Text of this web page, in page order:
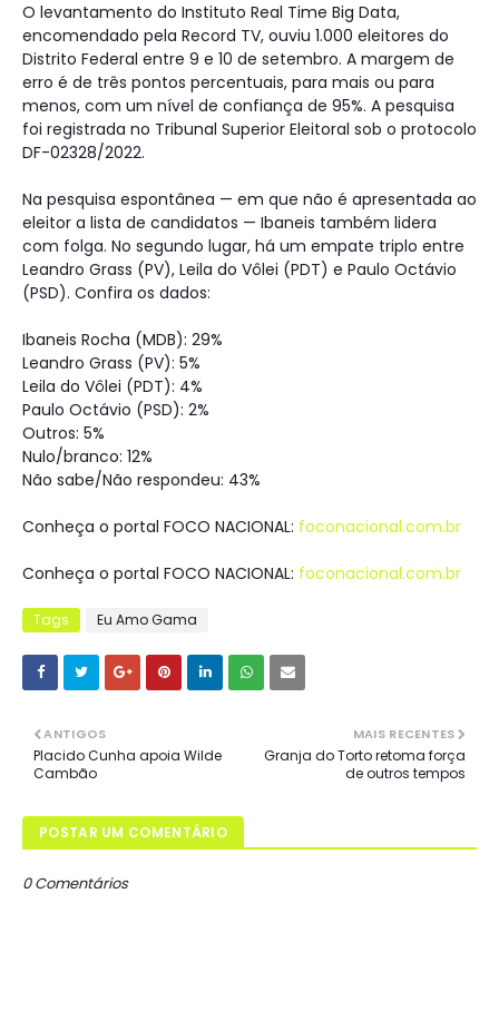
O levantamento do Instituto Real Time Big Data,
encomendado pela Record TV, ouviu 1.000 eleitores do
Distrito Federal entre 9 e 10 de setembro. A margem de
erro é de três pontos percentuais, para mais ou para
menos, com um nível de confiança de 95%. A pesquisa
foi registrada no Tribunal Superior Eleitoral sob o protocolo
DF-02328/2022.
Na pesquisa espontânea — em que não é apresentada ao
eleitor a lista de candidatos — Ibaneis também lidera
com folga. No segundo lugar, há um empate triplo entre
Leandro Grass (PV), Leila do Vôlei (PDT) e Paulo Octávio
(PSD). Confira os dados:
Ibaneis Rocha (MDB): 29%
Leandro Grass (PV): 5%
Leila do Vôlei (PDT): 4%
Paulo Octávio (PSD): 2%
Outros: 5%
Nulo/branco: 12%
Não sabe/Não respondeu: 43%
Conheça o portal FOCO NACIONAL: foconacional.com.br
Conheça o portal FOCO NACIONAL: foconacional.com.br
Tags Eu Amo Gama
MAIS RECENTES
Granja do Torto retoma força
de outros tempos
ANTIGOS
Placido Cunha apoia Wilde
Cambão
POSTAR UM COMENTÁRIO
0 Comentários